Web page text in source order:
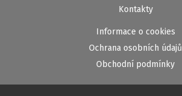
Kontakty
Informace o cookies
Ochrana osobních údajů
Obchodní podmínky